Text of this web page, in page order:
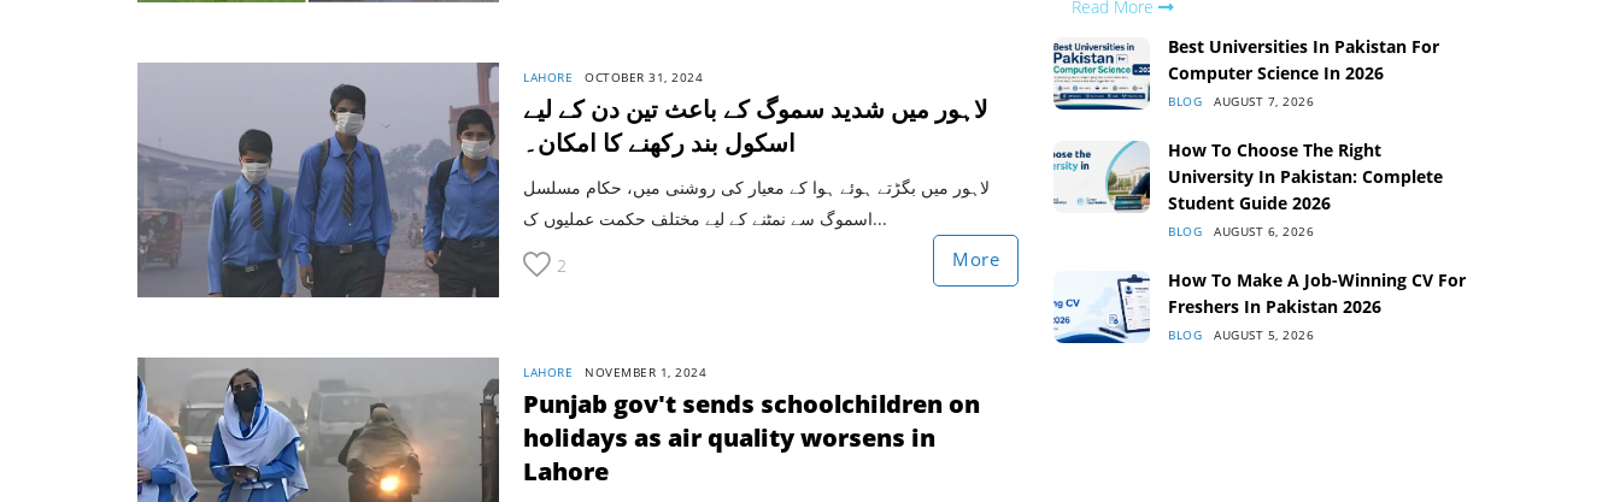
LAHORE OCTOBER 31, 2024
لاہور میں شدید سموگ کے باعث تین دن کے لیے
اسکول بند رکھنے کا امکان۔
لاہور میں بگڑتے ہوئے ہوا کے معیار کی روشنی میں، حکام مسلسل
اسموگ سے نمٹنے کے لیے مختلف حکمت عملیوں ک...
2 More
LAHORE NOVEMBER 1, 2024
Punjab gov't sends schoolchildren on
holidays as air quality worsens in
Lahore
Read More
Best Universities In Pakistan For
Computer Science In 2026
BLOG AUGUST 7, 2026
How To Choose The Right
University In Pakistan: Complete
Student Guide 2026
BLOG AUGUST 6, 2026
How To Make A Job-Winning CV For
Freshers In Pakistan 2026
BLOG AUGUST 5, 2026